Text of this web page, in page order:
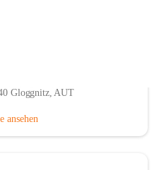
Gloggnitz, AUT
ansehen